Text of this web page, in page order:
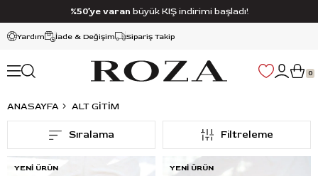
Yardım İade & Değişim Sipariş Takip
%50’ye varan büyük KIŞ indirimi başladı!
0
ANASAYFA ALT GİTİM
Filtreleme
Sıralama
YENI ÜRÜN YENI ÜRÜN